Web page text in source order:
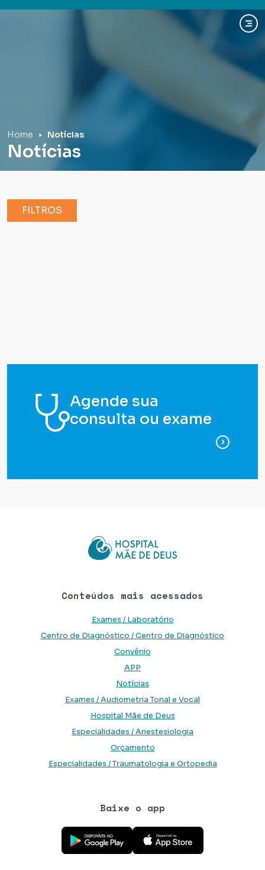
Home Notícias
Notícias
FILTROS
Agende sua
consulta ou exame
para
Conteúdos mais acessados
Exames / Laboratório
Centro de Diagnóstico / Centro de Diagnóstico
Convênio
APP
Notícias
Exames / Audiometria Tonal e Vocal
Hospital Mãe de Deus
Especialidades / Anestesiologia
Orçamento
Especialidades / Traumatologia e Ortopedia
Baixe o app
Baixe o aplicativo na Google Play Store
Baixe o aplicativo na App Store